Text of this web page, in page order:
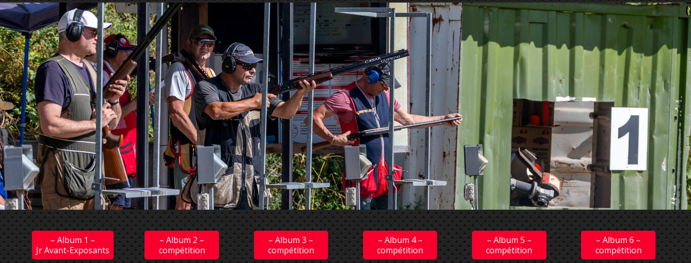
– Album 1 –
Jr Avant-Exposants
– Album 2 –
compétition
– Album 3 –
compétition
– Album 4 –
compétition
– Album 5 –
compétition
– Album 6 –
compétition